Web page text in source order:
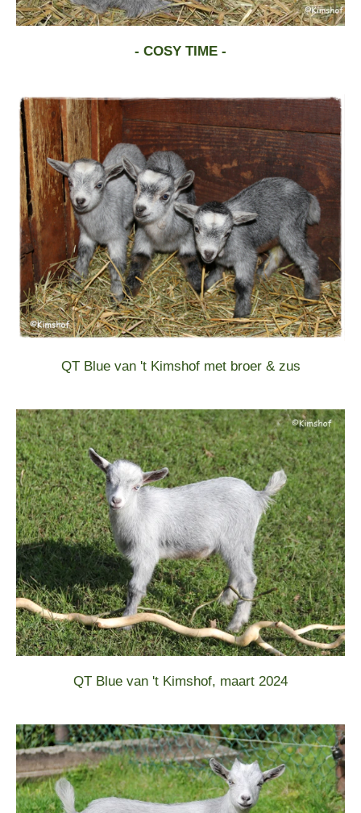
- COSY TIME -
QT Blue van 't Kimshof met broer & zus
QT Blue van 't Kimshof, maart 2024